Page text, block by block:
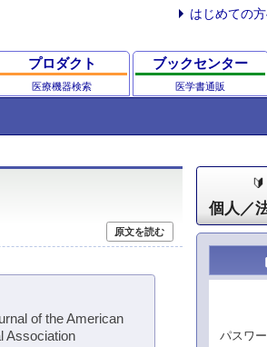
はじめての
プロダクト
医療機器検索
ブックセンター
医学書通販
原文を読む
of the American
Association
個人／
パスワ